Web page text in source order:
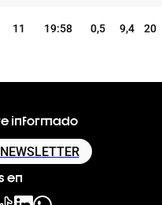
11 19:58 0,5 9,4 20
informado
en